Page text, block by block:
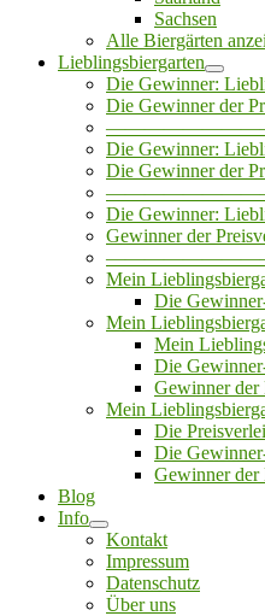
Sachsen
Alle Biergärten
Lieblingsbiergarten
Die Gewinner:
Die Gewinner der
Die Gewinner:
Die Gewinner der
Die Gewinner:
Gewinner der
Mein
Die
Mein
Mein
Die
Gewinner der
Mein
Die
Die
Gewinner der
Blog
Info
Kontakt
Impressum
Datenschutz
Über uns